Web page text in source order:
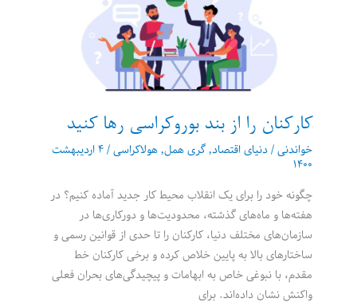
کارکنان را از بند بوروکراسی رها کنید
خواندنی/دنیای اقتصاد,گری همل,هولاکراسی/ ۴ اردیبهشت
۱۴۰۰
چگونه خود را برای یک انقلاب محیط کار جدید آماده کنیم؟ در
هفته‌ها و ماه‌های گذشته، محدودیت‌ها و دورکاری‌ها در
سازمان‌های مختلف دنیا، کارکنان را تا حدی از قوانین رسمی و
ساختارهای بالا به پایین خلاص کرده و برخی‌ کارکنان خط
مقدم، با نبوغی خاص به ابهامات و پیچیدگی‌های بحران فعلی
واکنش نشان داده‌اند. برای